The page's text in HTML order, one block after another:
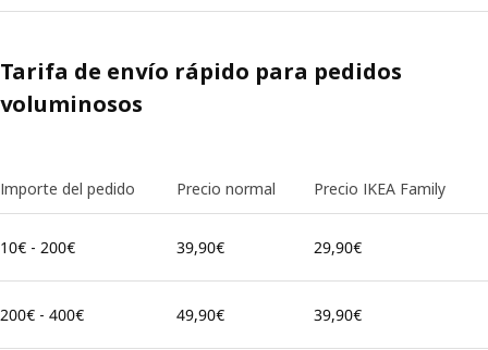
Tarifa de envío rápido para pedidos
voluminosos
Importe del pedido Precio normal Precio IKEA Family
10€ - 200€ 39,90€ 29,90€
200€ - 400€ 49,90€ 39,90€